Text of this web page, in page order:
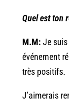
Quel est ton
M.M: Je suis
événement
très positifs.
J’aimerais